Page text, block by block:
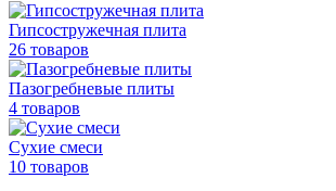
Гипсостружечная плита
26 товаров
Пазогребневые плиты
4 товаров
Сухие смеси
10 товаров